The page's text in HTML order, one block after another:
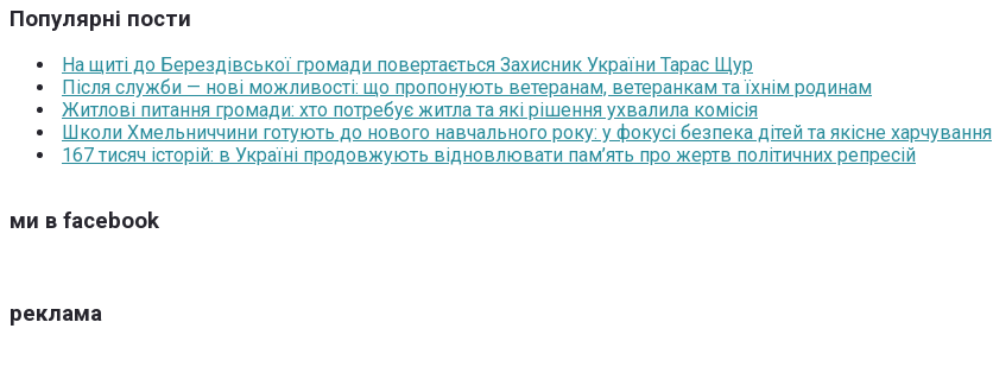
Популярні пости
На щиті до Берездівської громади повертається Захисник України Тарас Щур
Після служби — нові можливості: що пропонують ветеранам, ветеранкам та їхнім родинам
Житлові питання громади: хто потребує житла та які рішення ухвалила комісія
Школи Хмельниччини готують до нового навчального року: у фокусі безпека дітей та якісне харчування
167 тисяч історій: в Україні продовжують відновлювати пам’ять про жертв політичних репресій
ми в facebook
реклама